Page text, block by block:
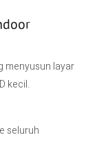
menyusun layar
kecil.
seluruh